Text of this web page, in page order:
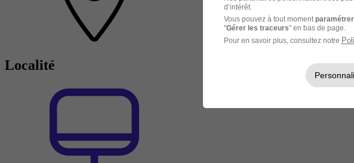
Localité
d’intérêt.
Vous pouvez à tout moment
"Gérer les traceurs" en bas de page.
Pour en savoir plus, consultez notre